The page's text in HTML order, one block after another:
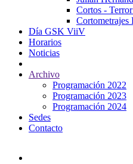
Cortos -
Cortometrajes
Día GSK ViiV
Horarios
Noticias
Archivo
Programación 2022
Programación 2023
Programación 2024
Sedes
Contacto